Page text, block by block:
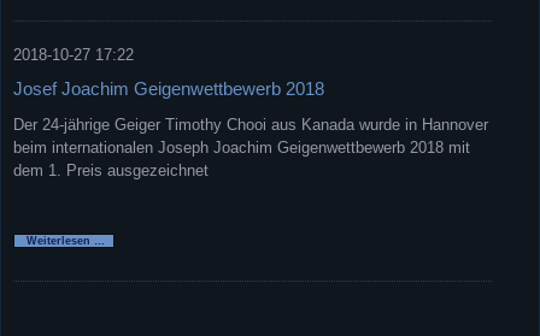
2018-10-27 17:22
Josef Joachim Geigenwettbewerb 2018
Der 24-jährige Geiger Timothy Chooi aus Kanada wurde in Hannover
beim internationalen Joseph Joachim Geigenwettbewerb 2018 mit
dem 1. Preis ausgezeichnet
Weiterlesen …